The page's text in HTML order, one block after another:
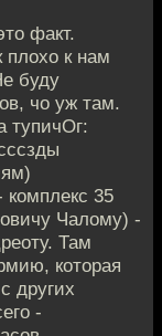
факт.
плохо к нам
буду
чо уж там.
тупичОг:
комплекс 35
Чалому) -
Там
которая
других
-